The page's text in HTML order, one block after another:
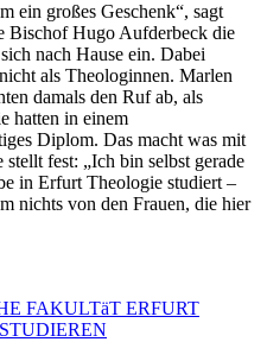
ein großes Geschenk“, sagt
Bischof Hugo Aufderbeck die
nach Hause ein. Dabei
als Theologinnen. Marlen
damals den Ruf ab, als
hatten in einem
Diplom. Das macht was mit
fest: „Ich bin selbst gerade
in Erfurt Theologie studiert –
nichts von den Frauen, die hier
FAKULTäT ERFURT